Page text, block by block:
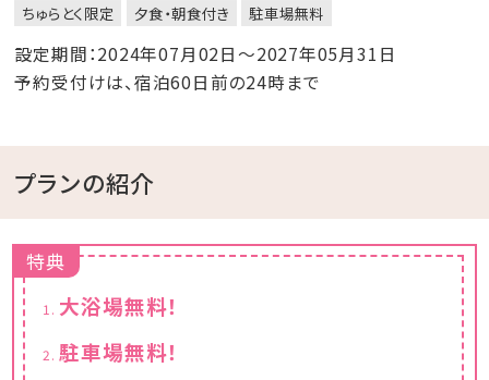
ちゅらとく限定 夕食・朝食付き 駐車場無料
設定期間：2024年07月02日～2027年05月31日
予約受付けは、宿泊60日前の24時まで
プランの紹介
特典
大浴場無料！
駐車場無料！